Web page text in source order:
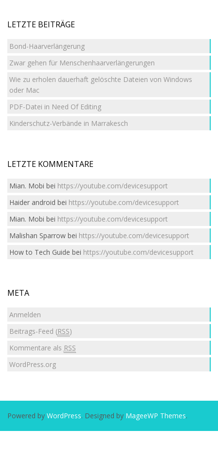
LETZTE BEITRÄGE
Bond-Haarverlängerung
Zwar gehen für Menschenhaarverlängerungen
Wie zu erholen dauerhaft gelöschte Dateien von Windows
oder Mac
PDF-Datei in Need Of Editing
Kinderschutz-Verbände in Marrakesch
LETZTE KOMMENTARE
Mian. Mobi bei https://youtube.com/devicesupport
Haider android bei https://youtube.com/devicesupport
Mian. Mobi bei https://youtube.com/devicesupport
Malishan Sparrowbei https://youtube.com/devicesupport
How to Tech Guide bei https://youtube.com/devicesupport
META
Anmelden
Beitrags-Feed (RSS)
Kommentare als RSS
WordPress.org
Powered by WordPress. Designed by MageeWP Themes.